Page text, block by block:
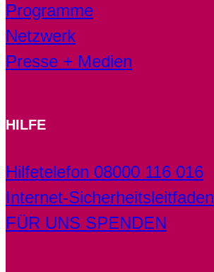
Programme
Netzwerk
Presse + Medien
HILFE
Hilfetelefon 08000 116 016
Internet-Sicherheitsleitfaden
FÜR UNS SPENDEN